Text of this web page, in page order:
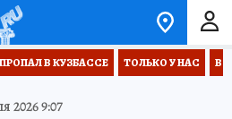
В КУЗБАССЕ ТОЛЬКО У НАС
2026 9:07